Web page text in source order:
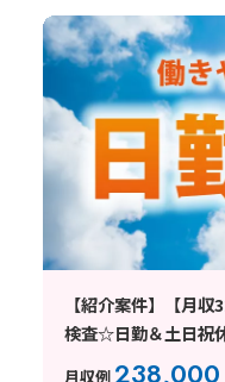
【紹介案件】【月
検査☆日勤＆土日祝
月収例238,000